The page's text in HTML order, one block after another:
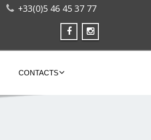
+33(0)5 46 45 37 77
CONTACTS